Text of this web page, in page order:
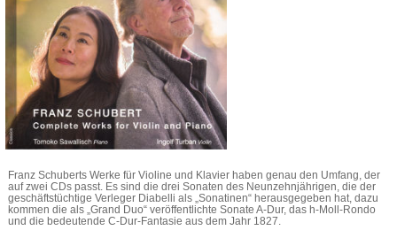
Franz Schuberts Werke für Violine und Klavier haben genau den Umfang, der
auf zwei CDs passt. Es sind die drei Sonaten des Neunzehnjährigen, die der
geschäftstüchtige Verleger Diabelli als „Sonatinen“ herausgegeben hat, dazu
kommen die als „Grand Duo“ veröffentlichte Sonate A-Dur, das h-Moll-Rondo
und die bedeutende C-Dur-Fantasie aus dem Jahr 1827.